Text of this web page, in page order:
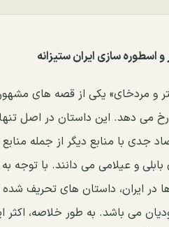
اسطوره سازی ایران ستیزانه
و مردخای» یکی از قصه های
می دهد. این داستان در اصل تنها
جدی با منابع دیگر از جمله
و عیلامی می دانند. با توجه
ها در ایران، داستان های تحریف
می باشد. به طور خلاصه،